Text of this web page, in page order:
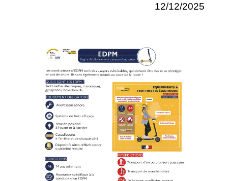
12/12/2025